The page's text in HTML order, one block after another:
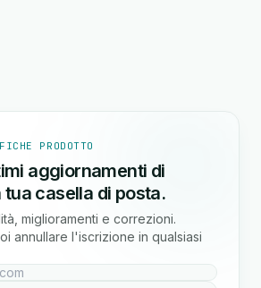
PRODOTTO
aggiornamenti di
tua casella di posta.
miglioramenti e correzioni.
annullare l'iscrizione in qualsiasi